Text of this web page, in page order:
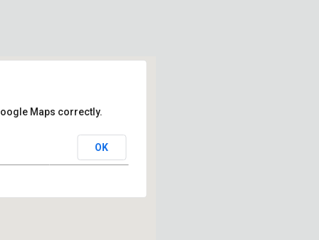
- Erkelenz
Maps correctly.
OK